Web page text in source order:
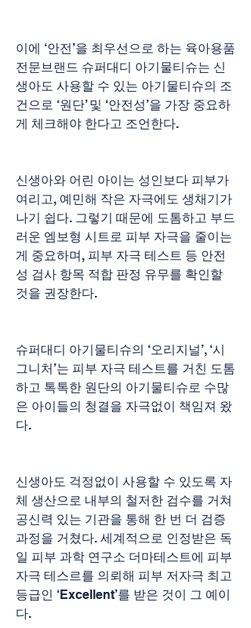
이에 ‘안전’을 최우선으로 하는 육아용품
전문브랜드 슈퍼대디 아기물티슈는 신
생아도 사용할 수 있는 아기물티슈의 조
건으로 ‘원단’ 및 ‘안전성’을 가장 중요하
게 체크해야 한다고 조언한다.
신생아와 어린 아이는 성인보다 피부가
여리고, 예민해 작은 자극에도 생채기가
나기 쉽다. 그렇기 때문에 도톰하고 부드
러운 엠보형 시트로 피부 자극을 줄이는
게 중요하며, 피부 자극 테스트 등 안전
성 검사 항목 적합 판정 유무를 확인할
것을 권장한다.
슈퍼대디 아기물티슈의 ‘오리지널’, ‘시
그니처’는 피부 자극 테스트를 거친 도톰
하고 톡톡한 원단의 아기물티슈로 수많
은 아이들의 청결을 자극없이 책임져 왔
다.
신생아도 걱정없이 사용할 수 있도록 자
체 생산으로 내부의 철저한 검수를 거쳐
공신력 있는 기관을 통해 한 번 더 검증
과정을 거쳤다. 세계적으로 인정받은 독
일 피부 과학 연구소 더마테스트에 피부
자극 테스르를 의뢰해 피부 저자극 최고
등급인 ‘Excellent’를 받은 것이 그 예이
다.